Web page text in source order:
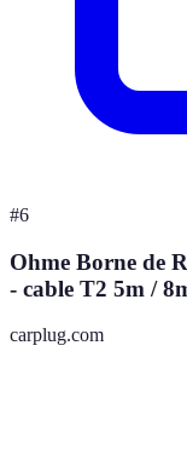
#6
Ohme Borne de
- cable T2 5m /
carplug.com